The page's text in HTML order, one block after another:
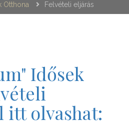
Otthona Felvételi eljárás
Idősek
itt olvashat: